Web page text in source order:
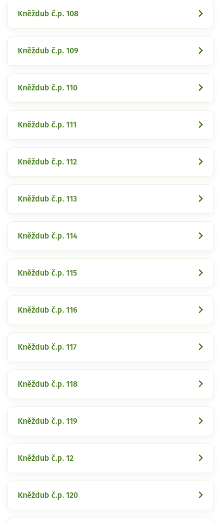
Kněždub č.p. 108
Kněždub č.p. 109
Kněždub č.p. 110
Kněždub č.p. 111
Kněždub č.p. 112
Kněždub č.p. 113
Kněždub č.p. 114
Kněždub č.p. 115
Kněždub č.p. 116
Kněždub č.p. 117
Kněždub č.p. 118
Kněždub č.p. 119
Kněždub č.p. 12
Kněždub č.p. 120